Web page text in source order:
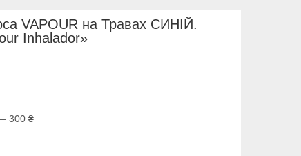
VAPOUR на Травах СИНІЙ.
Inhalador»
300 ₴